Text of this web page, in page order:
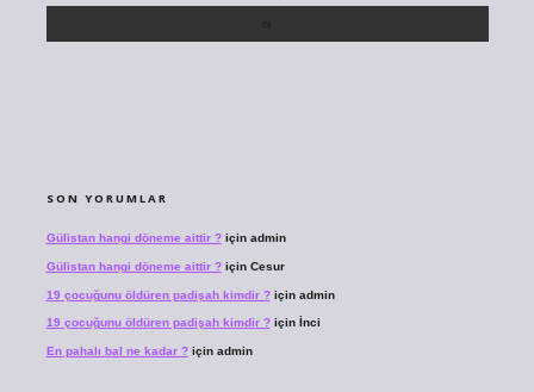
SON YORUMLAR
Gülistan hangi döneme aittir ?için admin
Gülistan hangi döneme aittir ?için Cesur
19 çocuğunu öldüren padişah kimdir ?için admin
19 çocuğunu öldüren padişah kimdir ?için İnci
En pahalı bal ne kadar ?için admin